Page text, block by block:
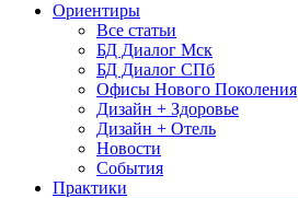
Ориентиры
Все статьи
БД Диалог Мск
БД Диалог СПб
Офисы Нового Поколения
Дизайн + Здоровье
Дизайн + Отель
Новости
События
Практики